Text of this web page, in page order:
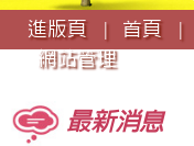
:::
進版頁 |
首頁 |
網站管理
最新消息